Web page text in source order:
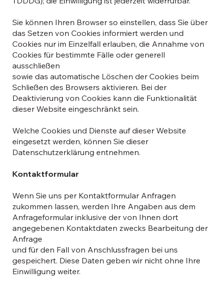
Sie können Ihren Browser so einstellen, dass Sie über
das Setzen von Cookies informiert werden und
Cookies nur im Einzelfall erlauben, die Annahme von
Cookies für bestimmte Fälle oder generell
ausschließen
sowie das automatische Löschen der Cookies beim
Schließen des Browsers aktivieren. Bei der
Deaktivierung von Cookies kann die Funktionalität
dieser Website eingeschränkt sein.
Welche Cookies und Dienste auf dieser Website
eingesetzt werden, können Sie dieser
Datenschutzerklärung entnehmen.
Kontaktformular
Wenn Sie uns per Kontaktformular Anfragen
zukommen lassen, werden Ihre Angaben aus dem
Anfrageformular inklusive der von Ihnen dort
angegebenen Kontaktdaten zwecks Bearbeitung der
Anfrage
und für den Fall von Anschlussfragen bei uns
gespeichert. Diese Daten geben wir nicht ohne Ihre
Einwilligung weiter.